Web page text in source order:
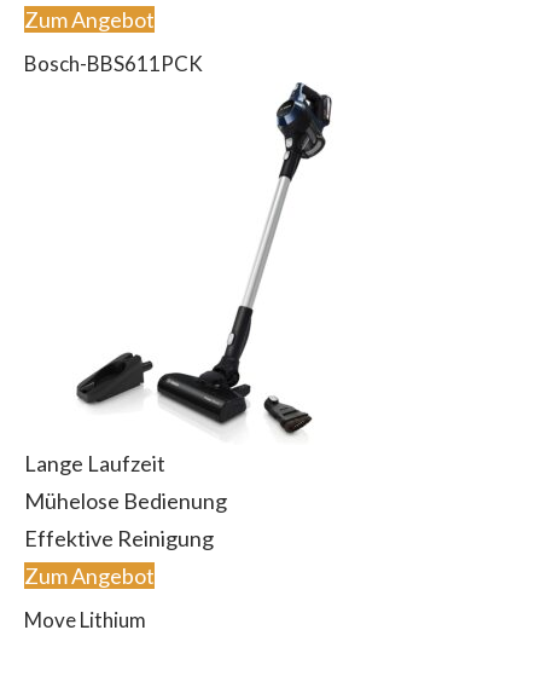
Zum Angebot
Bosch-BBS611PCK
Lange Laufzeit
Mühelose Bedienung
Effektive Reinigung
Zum Angebot
Move Lithium